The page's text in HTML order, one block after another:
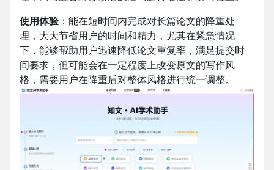
使用体验：能在短时间内完成对长篇论文的降重处
理，大大节省用户的时间和精力，尤其在紧急情况
下，能够帮助用户迅速降低论文重复率，满足提交时
间要求，但可能会在一定程度上改变原文的写作风
格，需要用户在降重后对整体风格进行统一调整。